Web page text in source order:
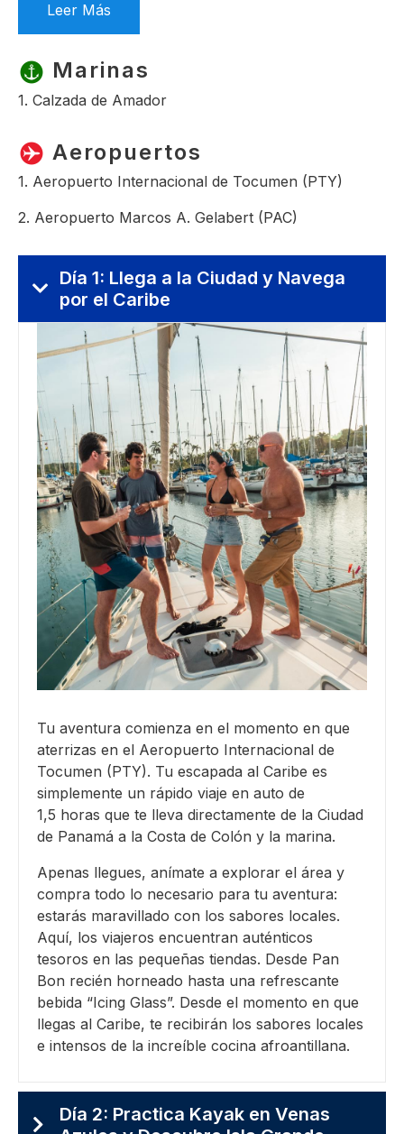
Leer Más
Marinas
1. Calzada de Amador
Aeropuertos
1. Aeropuerto Internacional de Tocumen (PTY)
2. Aeropuerto Marcos A. Gelabert (PAC)
Día 1: Llega a la Ciudad y Navega
por el Caribe
Tu aventura comienza en el momento en que
aterrizas en el Aeropuerto Internacional de
Tocumen (PTY). Tu escapada al Caribe es
simplemente un rápido viaje en auto de
1,5 horas que te lleva directamente de la Ciudad
de Panamá a la Costa de Colón y la marina.
Apenas llegues, anímate a explorar el área y
compra todo lo necesario para tu aventura:
estarás maravillado con los sabores locales.
Aquí, los viajeros encuentran auténticos
tesoros en las pequeñas tiendas. Desde Pan
Bon recién horneado hasta una refrescante
bebida “Icing Glass”. Desde el momento en que
llegas al Caribe, te recibirán los sabores locales
e intensos de la increíble cocina afroantillana.
Día 2: Practica Kayak en Venas